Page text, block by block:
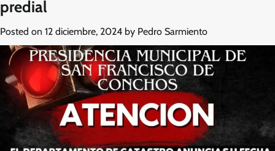
predial
Posted on 12 diciembre, 2024 by Pedro Sarmiento